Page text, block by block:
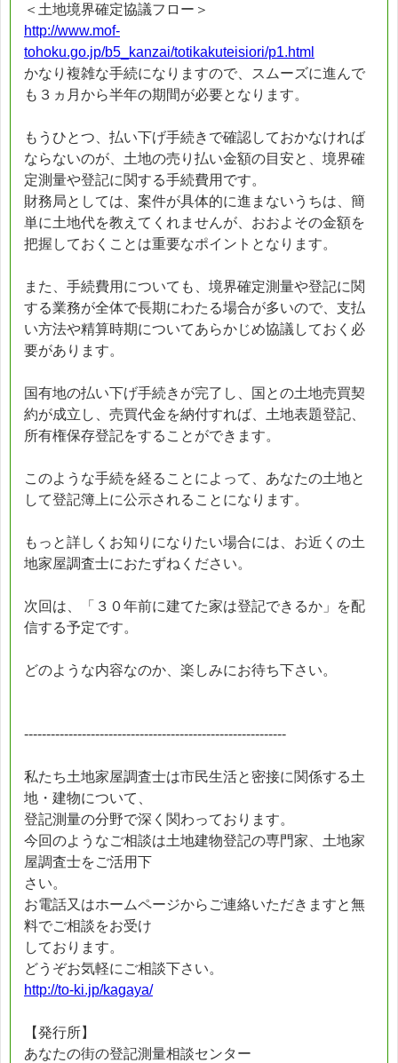
＜土地境界確定協議フロー＞
http://www.mof-
tohoku.go.jp/b5_kanzai/totikakuteisiori/p1.html
かなり複雑な手続になりますので、スムーズに進んで
も３ヵ月から半年の期間が必要となります。
もうひとつ、払い下げ手続きで確認しておかなければ
ならないのが、土地の売り払い金額の目安と、境界確
定測量や登記に関する手続費用です。
財務局としては、案件が具体的に進まないうちは、簡
単に土地代を教えてくれませんが、おおよその金額を
把握しておくことは重要なポイントとなります。
また、手続費用についても、境界確定測量や登記に関
する業務が全体で長期にわたる場合が多いので、支払
い方法や精算時期についてあらかじめ協議しておく必
要があります。
国有地の払い下げ手続きが完了し、国との土地売買契
約が成立し、売買代金を納付すれば、土地表題登記、
所有権保存登記をすることができます。
このような手続を経ることによって、あなたの土地と
して登記簿上に公示されることになります。
もっと詳しくお知りになりたい場合には、お近くの土
地家屋調査士におたずねください。
次回は、「３０年前に建てた家は登記できるか」を配
信する予定です。
どのような内容なのか、楽しみにお待ち下さい。
-----------------------------------------------------------
私たち土地家屋調査士は市民生活と密接に関係する土
地・建物について、
登記測量の分野で深く関わっております。
今回のようなご相談は土地建物登記の専門家、土地家
屋調査士をご活用下
さい。
お電話又はホームページからご連絡いただきますと無
料でご相談をお受け
しております。
どうぞお気軽にご相談下さい。
http://to-ki.jp/kagaya/
【発行所】
あなたの街の登記測量相談センター